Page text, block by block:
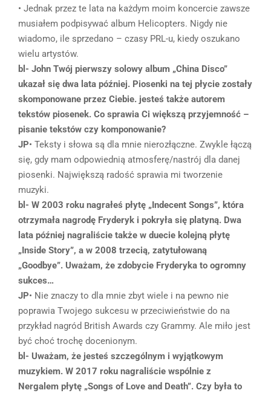
• Jednak przez te lata na każdym moim koncercie zawsze
musiałem podpisywać album Helicopters. Nigdy nie
wiadomo, ile sprzedano – czasy PRL-u, kiedy oszukano
wielu artystów.
bl- John Twój pierwszy solowy album „China Disco”
ukazał się dwa lata później. Piosenki na tej płycie zostały
skomponowane przez Ciebie. jesteś także autorem
tekstów piosenek. Co sprawia Ci większą przyjemność –
pisanie tekstów czy komponowanie?
JP• Teksty i słowa są dla mnie nierozłączne. Zwykle łączą
się, gdy mam odpowiednią atmosferę/nastrój dla danej
piosenki. Największą radość sprawia mi tworzenie
muzyki.
bl- W 2003 roku nagrałeś płytę „Indecent Songs”, która
otrzymała nagrodę Fryderyk i pokryła się platyną. Dwa
lata później nagraliście także w duecie kolejną płytę
„Inside Story”, a w 2008 trzecią, zatytułowaną
„Goodbye”. Uważam, że zdobycie Fryderyka to ogromny
sukces…
JP• Nie znaczy to dla mnie zbyt wiele i na pewno nie
poprawia Twojego sukcesu w przeciwieństwie do na
przykład nagród British Awards czy Grammy. Ale miło jest
być choć trochę docenionym.
bl- Uważam, że jesteś szczególnym i wyjątkowym
muzykiem. W 2017 roku nagraliście wspólnie z
Nergalem płytę „Songs of Love and Death”. Czy była to